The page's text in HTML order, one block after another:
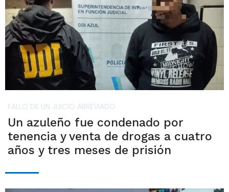
FALLO DE UN JUICIO ABREVIADO
Un azuleño fue condenado por
tenencia y venta de drogas a cuatro
años y tres meses de prisión